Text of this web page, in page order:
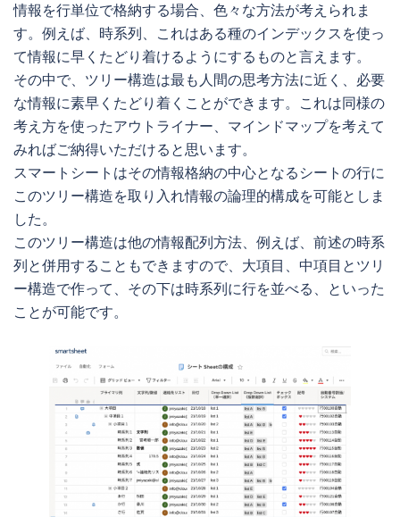
情報を行単位で格納する場合、色々な方法が考えられま
す。例えば、時系列、これはある種のインデックスを使っ
て情報に早くたどり着けるようにするものと言えます。
その中で、ツリー構造は最も人間の思考方法に近く、必要
な情報に素早くたどり着くことができます。これは同様の
考え方を使ったアウトライナー、マインドマップを考えて
みればご納得いただけると思います。
スマートシートはその情報格納の中心となるシートの行に
このツリー構造を取り入れ情報の論理的構成を可能としま
した。
このツリー構造は他の情報配列方法、例えば、前述の時系
列と併用することもできますので、大項目、中項目とツリ
ー構造で作って、その下は時系列に行を並べる、といった
ことが可能です。